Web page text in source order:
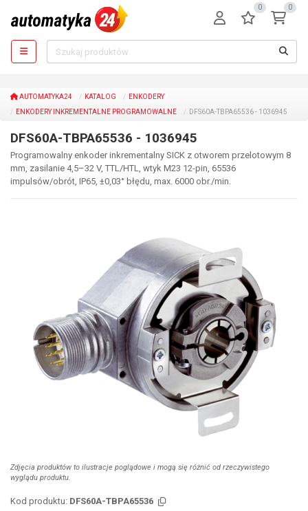
0 0
AUTOMATYKA24 KATALOG
ENKODERY
ENKODERY INKREMENTALNE PROGRAMOWALNE
DFS60A-TBPA65536 - 1036945
DFS60A-TBPA65536 - 1036945
Programowalny enkoder inkrementalny SICK z otworem przelotowym 8
mm, zasilanie 4,5–32 V, TTL/HTL, wtyk M23 12-pin, 65536
impulsów/obrót, IP65, ±0,03° błędu, max. 6000 obr./min.
Zdjęcia produktów to ilustracje poglądowe i mogą się różnić od rzeczywistego
wyglądu produktu.
Kod produktu: DFS60A-TBPA65536